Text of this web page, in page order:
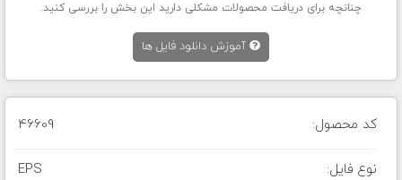
چنانچه برای دریافت محصولات مشکلی دارید این بخش را بررسی کنید.
آموزش دانلود فایل ها
کد محصول: 46609
نوع فایل: EPS